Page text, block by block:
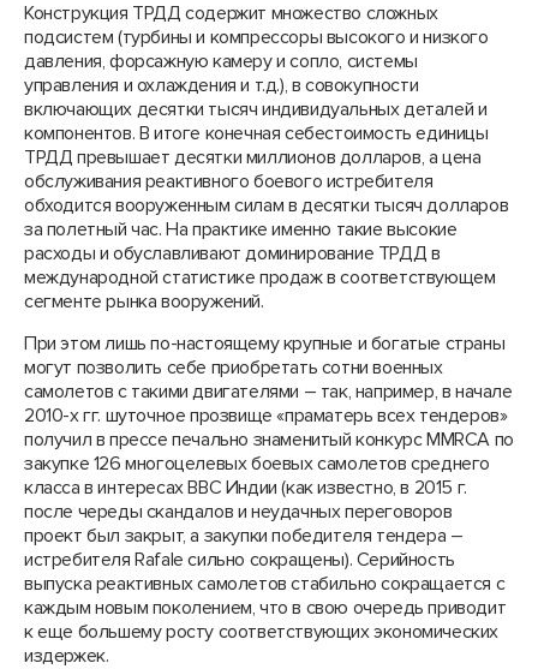
Конструкция ТРДД содержит множество сложных
подсистем (турбины и компрессоры высокого и низкого
давления, форсажную камеру и сопло, системы
управления и охлаждения и т.д.), в совокупности
включающих десятки тысяч индивидуальных деталей и
компонентов. В итоге конечная себестоимость единицы
ТРДД превышает десятки миллионов долларов, а цена
обслуживания реактивного боевого истребителя
обходится вооруженным силам в десятки тысяч долларов
за полетный час. На практике именно такие высокие
расходы и обуславливают доминирование ТРДД в
международной статистике продаж в соответствующем
сегменте рынка вооружений.
При этом лишь по-настоящему крупные и богатые страны
могут позволить себе приобретать сотни военных
самолетов с такими двигателями – так, например, в начале
2010-х гг. шуточное прозвище «праматерь всех тендеров»
получил в прессе печально знаменитый конкурс MMRCA по
закупке 126 многоцелевых боевых самолетов среднего
класса в интересах ВВС Индии (как известно, в 2015 г.
после череды скандалов и неудачных переговоров
проект был закрыт, а закупки победителя тендера –
истребителя Rafale сильно сокращены). Серийность
выпуска реактивных самолетов стабильно сокращается с
каждым новым поколением, что в свою очередь приводит
к еще большему росту соответствующих экономических
издержек.